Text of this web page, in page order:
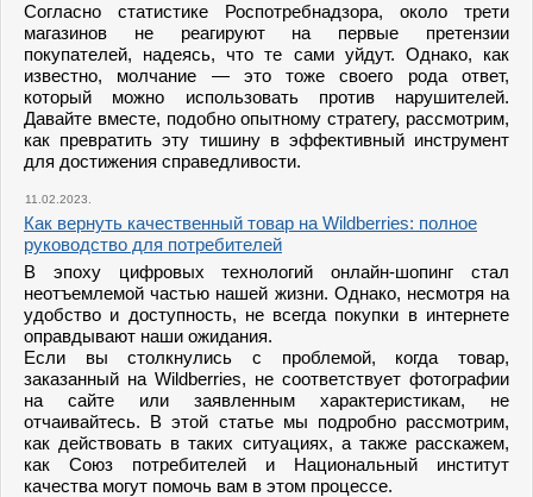
Согласно статистике Роспотребнадзора, около трети
магазинов не реагируют на первые претензии
покупателей, надеясь, что те сами уйдут. Однако, как
известно, молчание — это тоже своего рода ответ,
который можно использовать против нарушителей.
Давайте вместе, подобно опытному стратегу, рассмотрим,
как превратить эту тишину в эффективный инструмент
для достижения справедливости.
11.02.2023.
Как вернуть качественный товар на Wildberries: полное
руководство для потребителей
В эпоху цифровых технологий онлайн-шопинг стал
неотъемлемой частью нашей жизни. Однако, несмотря на
удобство и доступность, не всегда покупки в интернете
оправдывают наши ожидания.
Если вы столкнулись с проблемой, когда товар,
заказанный на Wildberries, не соответствует фотографии
на сайте или заявленным характеристикам, не
отчаивайтесь. В этой статье мы подробно рассмотрим,
как действовать в таких ситуациях, а также расскажем,
как Союз потребителей и Национальный институт
качества могут помочь вам в этом процессе.